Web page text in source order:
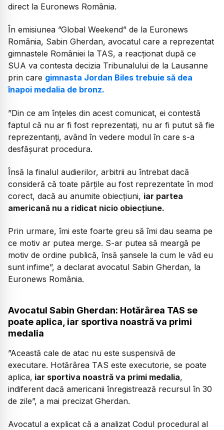
direct la Euronews România.
În emisiunea ”Global Weekend” de la Euronews
România, Sabin Gherdan, avocatul care a reprezentat
gimnastele României la TAS, a reacționat după ce
SUA va contesta decizia Tribunalului de la Lausanne
prin care gimnasta Jordan Biles trebuie să dea
înapoi medalia de bronz.
”Din ce am înțeles din acest comunicat, ei contestă
faptul că nu ar fi fost reprezentați, nu ar fi putut să fie
reprezentanți, având în vedere modul în care s-a
desfășurat procedura.
Însă la finalul audierilor, arbitrii au întrebat dacă
consideră că toate părțile au fost reprezentate în mod
corect, dacă au anumite obiecțiuni, iar partea
americană nu a ridicat nicio obiecțiune.
Prin urmare, îmi este foarte greu să îmi dau seama pe
ce motiv ar putea merge. S-ar putea să meargă pe
motiv de ordine publică, însă șansele la cum le văd eu
sunt infime”, a declarat avocatul Sabin Gherdan, la
Euronews România.
Avocatul Sabin Gherdan: Hotărârea TAS se
poate aplica, iar sportiva noastră va primi
medalia
”Această cale de atac nu este suspensivă de
executare. Hotărârea TAS este executorie, se poate
aplica, iar sportiva noastră va primi medalia,
indiferent dacă americanii înregistrează recursul în 30
de zile”, a mai precizat Gherdan.
Avocatul a explicat că a analizat Codul procedural al